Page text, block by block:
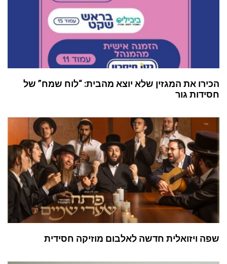
הכירו את המגזין שלא יוצא מהבית: “לוח שמח” של
חסידות גור
שפה ויזואלית חדשה לאלבום מוזיקה חסידית